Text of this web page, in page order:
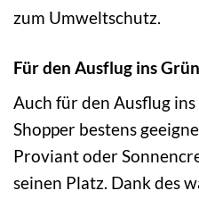
zum Umweltschutz.
Für den Ausflug ins
Auch für den Ausflug
Shopper bestens
Proviant oder
seinen Platz. Dank des